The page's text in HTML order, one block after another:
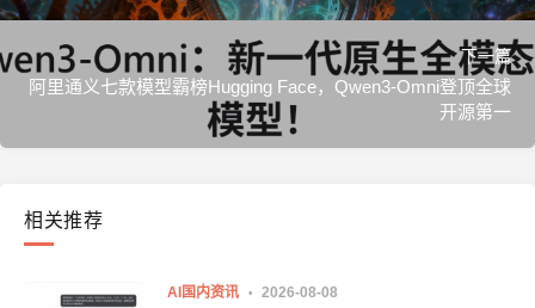
下一篇
阿里通义七款模型霸榜Hugging Face，Qwen3-Omni登顶全球
开源第一
相关推荐
AI国内资讯 2026-08-08